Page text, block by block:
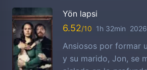
Yön lapsi
6.52 1h 32min 2026
Ansiosos por formar
y su marido, Jon, se